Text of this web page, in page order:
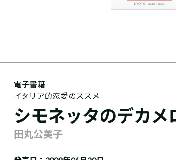
電子書籍
イタリア的恋愛のススメ
シモネッタのデカメ
田丸公美子